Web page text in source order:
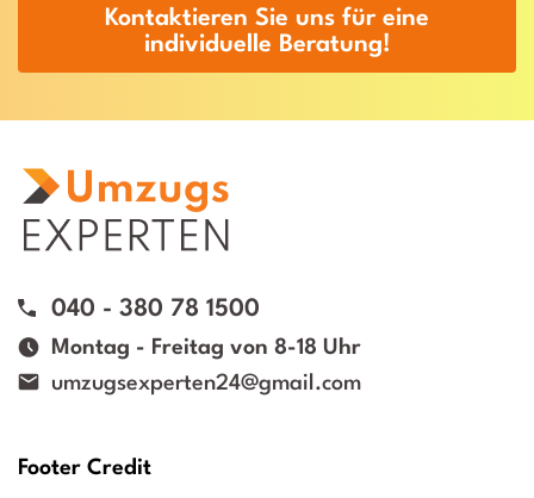
Kontaktieren Sie uns für eine
individuelle Beratung!
040 - 380 78 1500
Montag - Freitag von 8-18 Uhr
umzugsexperten24@gmail.com
Footer Credit